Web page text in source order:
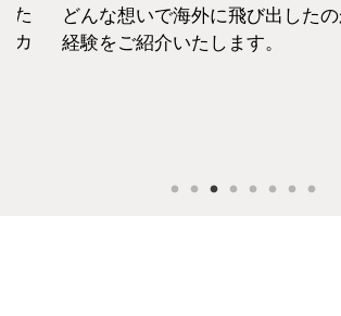
た
カ
どんな想いで海外に飛び出した
経験をご紹介いたします。